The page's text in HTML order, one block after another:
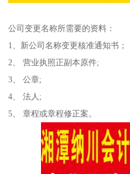
公司变更名称所需要的资料：
1、新公司名称变更核准通知书；
2、 营业执照正副本原件;
3、 公章;
4、 法人;
5、 章程或章程修正案。